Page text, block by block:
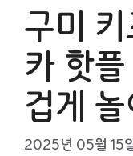
구미
카 핫
겁게
2025년 05월 15